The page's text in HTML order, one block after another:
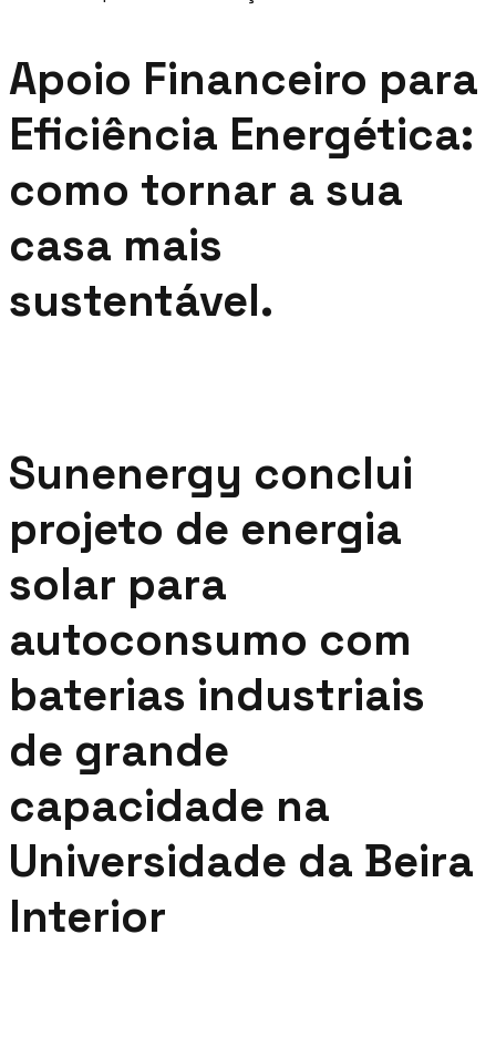
Apoio Financeiro para
Eficiência Energética:
como tornar a sua
casa mais
sustentável.
Sunenergy conclui
projeto de energia
solar para
autoconsumo com
baterias industriais
de grande
capacidade na
Universidade da Beira
Interior